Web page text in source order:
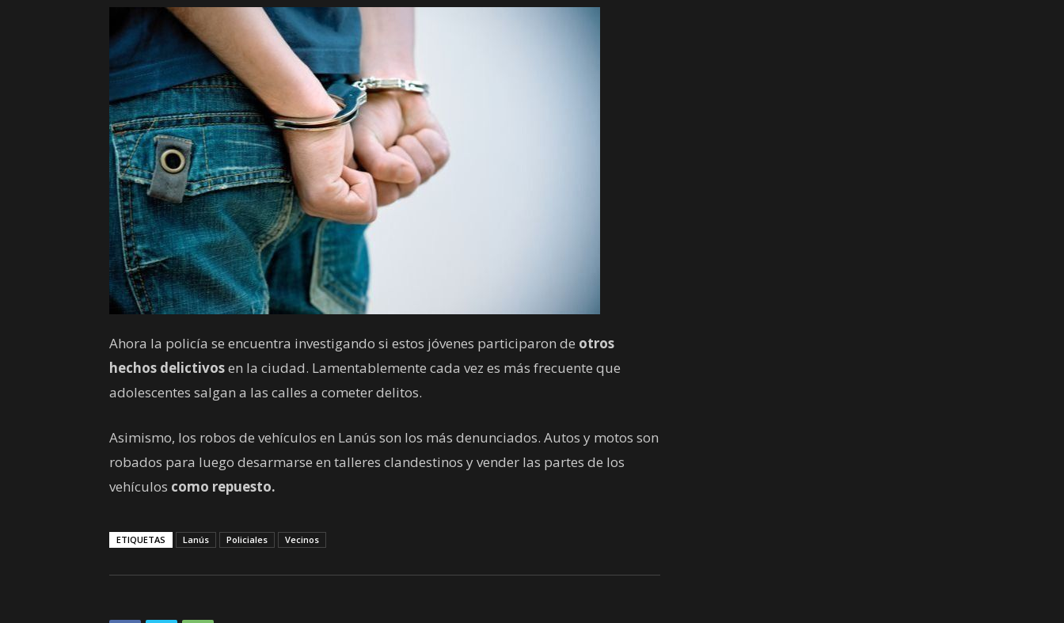
Ahora la policía se encuentra investigando si estos jóvenes participaron de otros
hechos delictivosen la ciudad. Lamentablemente cada vez es más frecuente que
adolescentes salgan a las calles a cometer delitos.
Asimismo, los robos de vehículos en Lanús son los más denunciados. Autos y motos son
robados para luego desarmarse en talleres clandestinos y vender las partes de los
vehículos como repuesto.
ETIQUETAS Lanús Policiales Vecinos